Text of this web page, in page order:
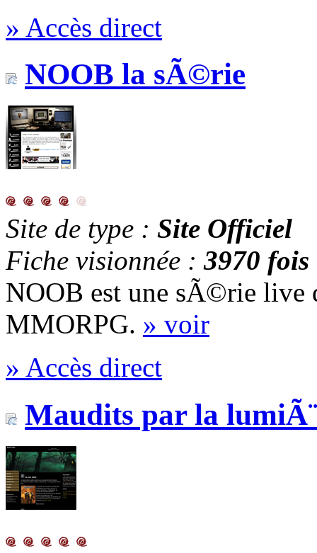
» Accès direct
NOOB la sÃ©rie
Site de type : Site Officiel
Fiche visionnée :3970 fois
NOOB est une sÃ©rie
MMORPG. » voir
» Accès direct
Maudits par la